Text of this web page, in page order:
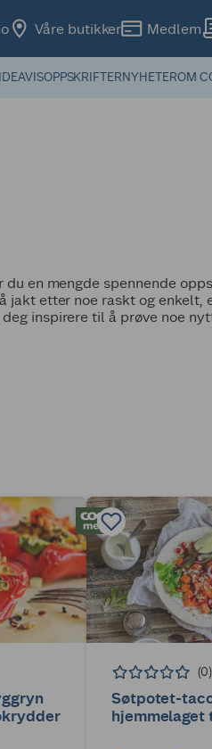
Våre butikker Medlem
OPPSKRIFTERNYHETEROM
en mengde spennende
jakt etter noe raskt og enkelt,
inspirere til å prøve noe
(0)
Søtpotet-
hjemmelaget